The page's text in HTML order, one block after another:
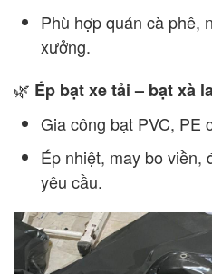
Phù hợp quán cà phê,
xưởng.
🌿 Ép bạt xe tải – bạt xà
Gia công bạt PVC, PE
Ép nhiệt, may bo viền,
yêu cầu.